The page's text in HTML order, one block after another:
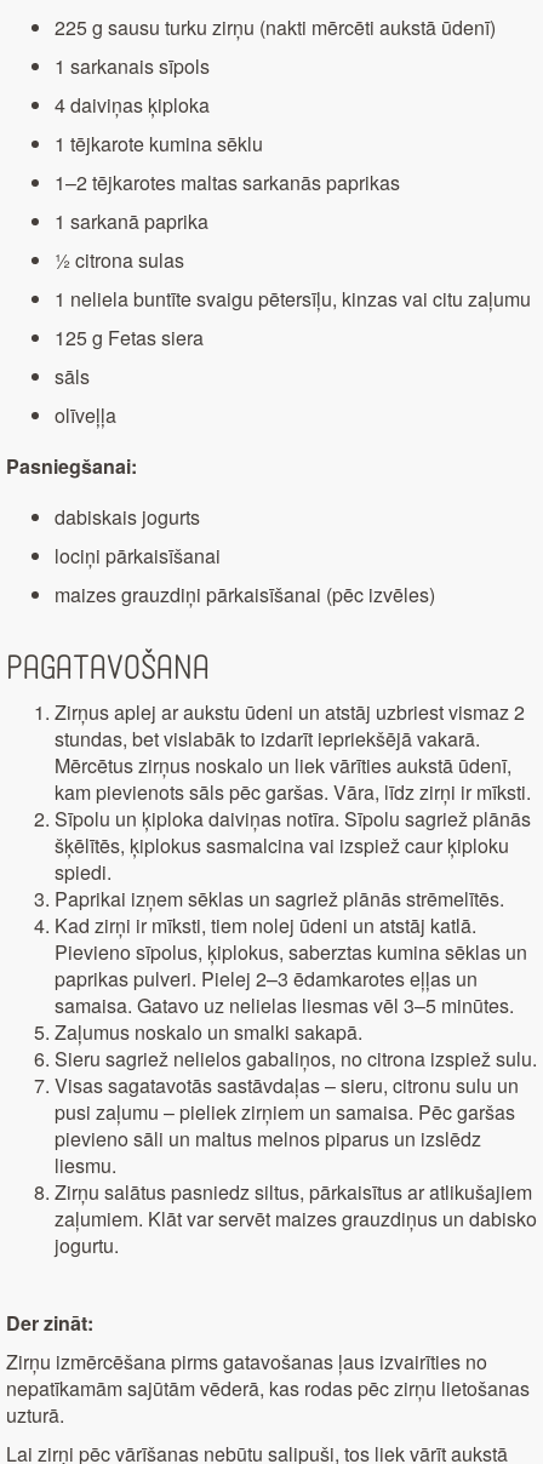
225 g sausu turku zirņu (nakti mērcēti aukstā ūdenī)
1 sarkanais sīpols
4 daiviņas ķiploka
1 tējkarote kumina sēklu
1–2 tējkarotes maltas sarkanās paprikas
1 sarkanā paprika
½ citrona sulas
1 neliela buntīte svaigu pētersīļu, kinzas vai citu zaļumu
125 g Fetas siera
sāls
olīveļļa
Pasniegšanai:
dabiskais jogurts
lociņi pārkaisīšanai
maizes grauzdiņi pārkaisīšanai (pēc izvēles)
Pagatavošana
Zirņus aplej ar aukstu ūdeni un atstāj uzbriest vismaz 2
stundas, bet vislabāk to izdarīt iepriekšējā vakarā.
Mērcētus zirņus noskalo un liek vārīties aukstā ūdenī,
kam pievienots sāls pēc garšas. Vāra, līdz zirņi ir mīksti.
Sīpolu un ķiploka daiviņas notīra. Sīpolu sagriež plānās
šķēlītēs, ķiplokus sasmalcina vai izspiež caur ķiploku
spiedi.
Paprikai izņem sēklas un sagriež plānās strēmelītēs.
Kad zirņi ir mīksti, tiem nolej ūdeni un atstāj katlā.
Pievieno sīpolus, ķiplokus, saberztas kumina sēklas un
paprikas pulveri. Pielej 2–3 ēdamkarotes eļļas un
samaisa. Gatavo uz nelielas liesmas vēl 3–5 minūtes.
Zaļumus noskalo un smalki sakapā.
Sieru sagriež nelielos gabaliņos, no citrona izspiež sulu.
Visas sagatavotās sastāvdaļas – sieru, citronu sulu un
pusi zaļumu – pieliek zirņiem un samaisa. Pēc garšas
pievieno sāli un maltus melnos piparus un izslēdz
liesmu.
Zirņu salātus pasniedz siltus, pārkaisītus ar atlikušajiem
zaļumiem. Klāt var servēt maizes grauzdiņus un dabisko
jogurtu.
Der zināt:
Zirņu izmērcēšana pirms gatavošanas ļaus izvairīties no
nepatīkamām sajūtām vēderā, kas rodas pēc zirņu lietošanas
uzturā.
Lai zirņi pēc vārīšanas nebūtu salipuši, tos liek vārīt aukstā